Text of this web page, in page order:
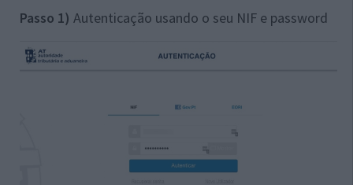
Passo 1) Autenticação usando o seu NIF e password